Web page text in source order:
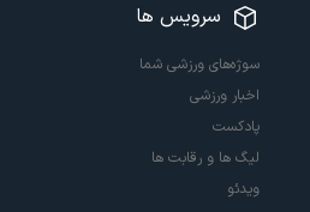
سرویس ها
سوژه‌های ورزشی شما
اخبار ورزشی
پادکست
لیگ ها و رقابت ها
ویدئو